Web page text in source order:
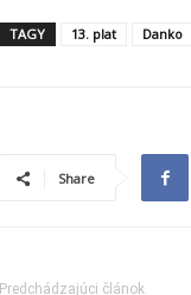
TAGY 13. plat Danko
Share
Predchádzajúci článok